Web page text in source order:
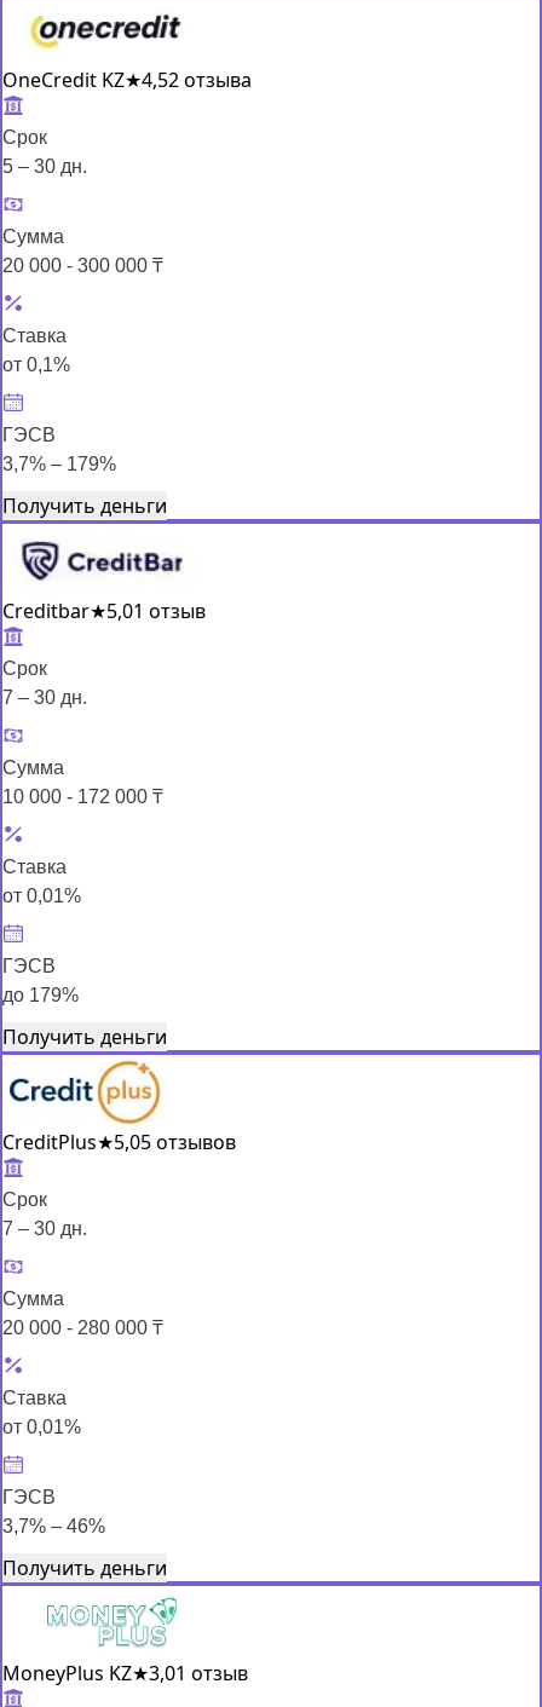
OneCredit KZ★4,52 отзыва
Срок
5 – 30 дн.
Сумма
20 000 - 300 000 ₸
Ставка
от 0,1%
ГЭСВ
3,7% – 179%
Получить деньги
Creditbar★5,01 отзыв
Срок
7 – 30 дн.
Сумма
10 000 - 172 000 ₸
Ставка
от 0,01%
ГЭСВ
до 179%
Получить деньги
CreditPlus★5,05 отзывов
Срок
7 – 30 дн.
Сумма
20 000 - 280 000 ₸
Ставка
от 0,01%
ГЭСВ
3,7% – 46%
Получить деньги
MoneyPlus KZ★3,01 отзыв